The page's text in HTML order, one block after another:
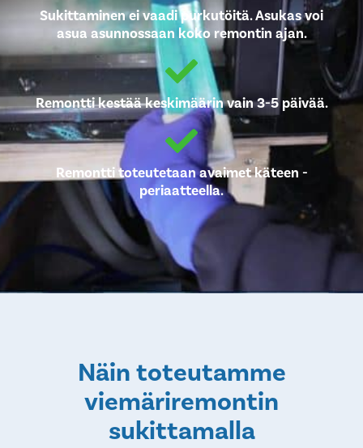
Sukittaminen ei vaadi purkutöitä. Asukas voi
asua asunnossaan koko remontin ajan.
Remontti kestää keskimäärin vain 3-5 päivää.
Remontti toteutetaan avaimet käteen -
periaatteella.
Näin toteutamme
viemäriremontin
sukittamalla